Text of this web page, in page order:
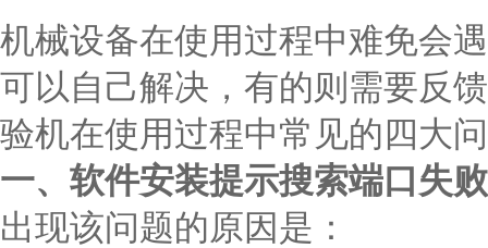
机械设备在使用过程中难免会
可以自己解决，有的则需要反
验机在使用过程中常见的四大
一、软件安装提示搜索端口失
出现该问题的原因是：